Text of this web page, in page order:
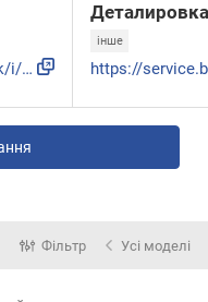
https://service.blackanddecker.co.uk/i/BLACK_DECKER/GLOBALB...
Деталировка
інше
Фільтр Усі моделі